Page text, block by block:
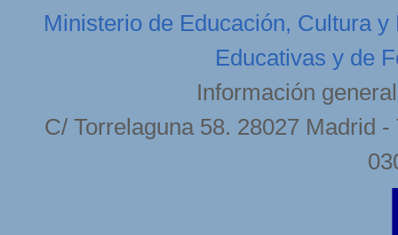
Ministerio de Educación, Cultura y
Educativas y de
Información
C/ Torrelaguna 58. 28027 Madrid